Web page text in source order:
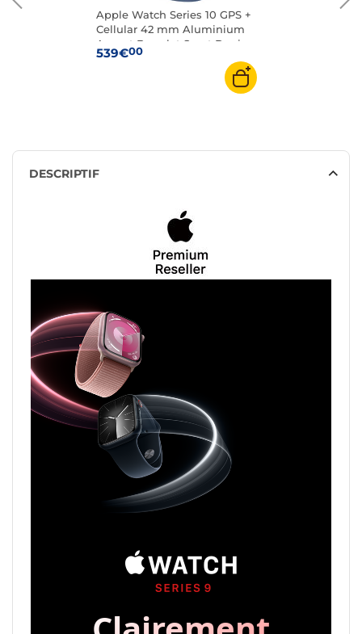
Apple Watch Series 10 GPS +
Cellular 42 mm Aluminium
Argent Bracelet Sport Denim
S/M
539€00
DESCRIPTIF